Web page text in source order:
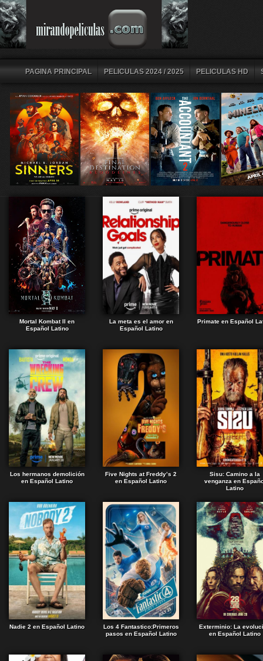
PAGINA PRINCIPAL PELICULAS 2024 / 2025 PELICULAS HD
Mortal Kombat II en
Español Latino
La meta es el amor en
Español Latino
Primate en Español
Los hermanos demolición
en Español Latino
Five Nights at Freddy’s 2
en Español Latino
Sisu: Camino a la
venganza en
Latino
Nadie 2 en Español Latino
Los 4 Fantastico:Primeros
pasos en Español Latino
Exterminio: La
en Español Latino